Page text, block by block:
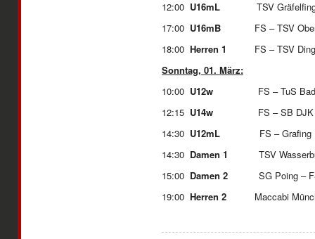
12:00 U16mL TSV Gräfelfing
17:00 U16mB FS – TSV
18:00 Herren 1
FS – TSV
Sonntag, 01. März:
10:00 U12w
FS – TuS
12:15 U14w FS – SB
14:30 U12mL FS –
14:30 Damen 1
TSV
15:00 Damen 2 SG Poing –
19:00 Herren 2 Maccabi